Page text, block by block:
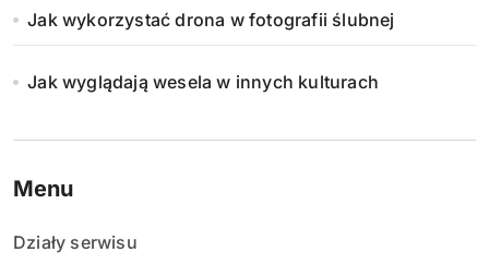
Jak wykorzystać drona w fotografii ślubnej
Jak wyglądają wesela w innych kulturach
Menu
Działy serwisu